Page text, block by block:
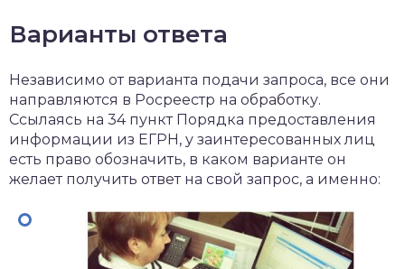
Варианты ответа
Независимо от варианта подачи запроса, все они
направляются в Росреестр на обработку.
Ссылаясь на 34 пункт Порядка предоставления
информации из ЕГРН, у заинтересованных лиц
есть право обозначить, в каком варианте он
желает получить ответ на свой запрос, а именно: